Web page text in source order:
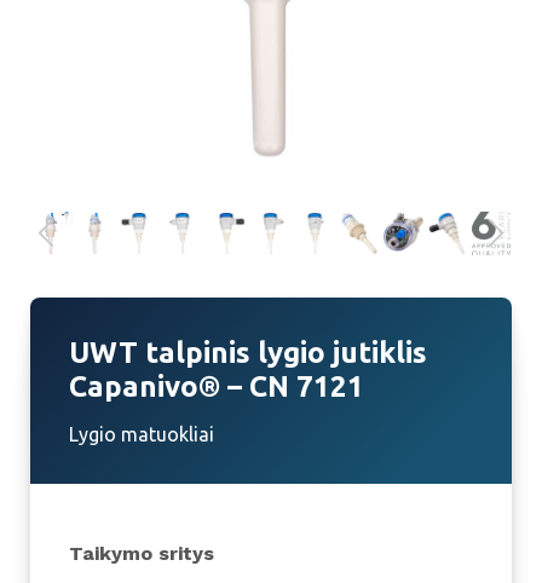
UWT talpinis lygio jutiklis
Capanivo® – CN 7121
Lygio matuokliai
Taikymo sritys